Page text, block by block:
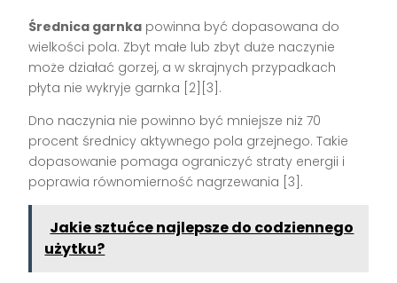
Średnica garnka powinna być dopasowana do
wielkości pola. Zbyt małe lub zbyt duże naczynie
może działać gorzej, a w skrajnych przypadkach
płyta nie wykryje garnka [2][3].
Dno naczynia nie powinno być mniejsze niż 70
procent średnicy aktywnego pola grzejnego. Takie
dopasowanie pomaga ograniczyć straty energii i
poprawia równomierność nagrzewania [3].
Jakie sztućce najlepsze do codziennego
użytku?